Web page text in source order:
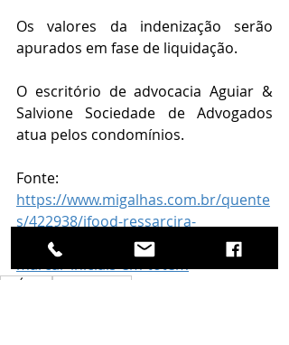
Os valores da indenização serão
apurados em fase de liquidação.
O escritório de advocacia Aguiar &
Salvione Sociedade de Advogados
atua pelos condomínios.
Fonte:
https://www.migalhas.com.br/quente
s/422938/ifood-ressarcira-
condominios-apos-entregador-
marcar-iniciais-em-totem
IMÓVEIS